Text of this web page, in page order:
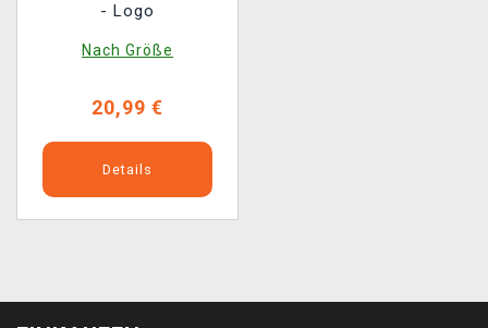
- Logo
Nach Größe
20,99 €
Details